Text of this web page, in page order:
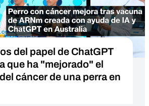
del papel de ChatGPT
que ha "mejorado" el
cáncer de una perra en